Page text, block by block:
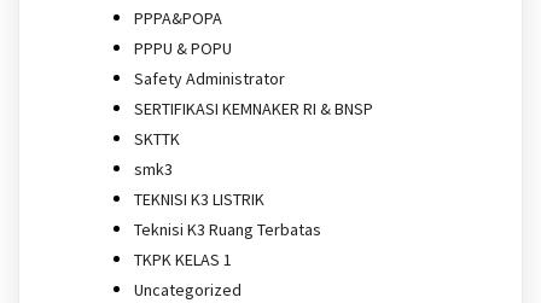
PPPA&POPA
PPPU & POPU
Safety Administrator
SERTIFIKASI KEMNAKER RI & BNSP
SKTTK
smk3
TEKNISI K3 LISTRIK
Teknisi K3 Ruang Terbatas
TKPK KELAS 1
Uncategorized